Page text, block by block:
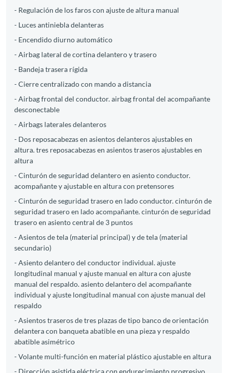
- Regulación de los faros con ajuste de altura manual
- Luces antiniebla delanteras
- Encendido diurno automático
- Airbag lateral de cortina delantero y trasero
- Bandeja trasera rígida
- Cierre centralizado con mando a distancia
- Airbag frontal del conductor. airbag frontal del acompañante
desconectable
- Airbags laterales delanteros
- Dos reposacabezas en asientos delanteros ajustables en
altura. tres reposacabezas en asientos traseros ajustables en
altura
- Cinturón de seguridad delantero en asiento conductor.
acompañante y ajustable en altura con pretensores
- Cinturón de seguridad trasero en lado conductor. cinturón de
seguridad trasero en lado acompañante. cinturón de seguridad
trasero en asiento central de 3 puntos
- Asientos de tela (material principal) y de tela (material
secundario)
- Asiento delantero del conductor individual. ajuste
longitudinal manual y ajuste manual en altura con ajuste
manual del respaldo. asiento delantero del acompañante
individual y ajuste longitudinal manual con ajuste manual del
respaldo
- Asientos traseros de tres plazas de tipo banco de orientación
delantera con banqueta abatible en una pieza y respaldo
abatible asimétrico
- Volante multi-función en material plástico ajustable en altura
- Dirección asistida eléctrica con endurecimiento progresivo